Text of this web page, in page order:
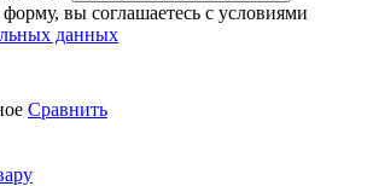
вы соглашаетесь с условиями
данных
Сравнить